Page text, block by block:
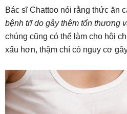
Bác sĩ Chattoo nói rằng thức ăn
bệnh trĩ do gây thêm tổn thương
chúng cũng có thể làm cho hội
xấu hơn, thậm chí có nguy cơ